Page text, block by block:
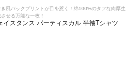
風バックプリントが目を惹く！綿100%のタフな肉厚生
せる万能な一枚！
イスタンス パーティスカル 半袖Tシャツ